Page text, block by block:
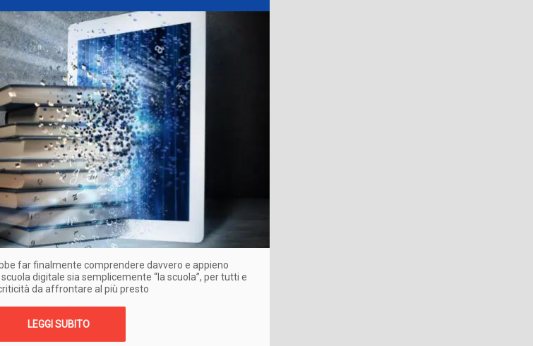
far finalmente comprendere davvero e appieno
digitale sia semplicemente “la scuola”, per tutti e
da affrontare al più presto
LEGGI SUBITO